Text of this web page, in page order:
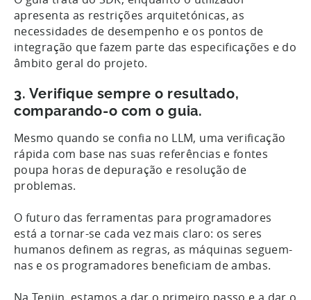
apresenta as restrições arquitetónicas, as
necessidades de desempenho e os pontos de
integração que fazem parte das especificações e do
âmbito geral do projeto.
3. Verifique sempre o resultado,
comparando-o com o guia.
Mesmo quando se confia no LLM, uma verificação
rápida com base nas suas referências e fontes
poupa horas de depuração e resolução de
problemas.
O futuro das ferramentas para programadores
está a tornar-se cada vez mais claro: os seres
humanos definem as regras, as máquinas seguem-
nas e os programadores beneficiam de ambas.